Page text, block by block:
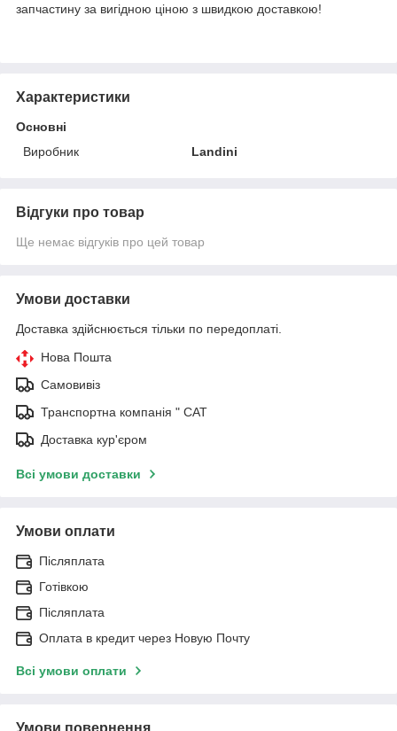
запчастину за вигідною ціною з швидкою доставкою!
Характеристики
Основні
Виробник
Landini
Відгуки про товар
Ще немає відгуків про цей товар
Умови доставки
Доставка здійснюється тільки по передоплаті.
Нова Пошта
Самовивіз
Транспортна компанія " САТ
Доставка кур'єром
Всі умови доставки
Умови оплати
Післяплата
Готівкою
Післяплата
Оплата в кредит через Новую Почту
Всі умови оплати
Умови повернення